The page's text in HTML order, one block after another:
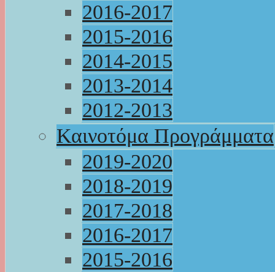
2016-2017
2015-2016
2014-2015
2013-2014
2012-2013
Καινοτόμα Προγράμματα
2019-2020
2018-2019
2017-2018
2016-2017
2015-2016